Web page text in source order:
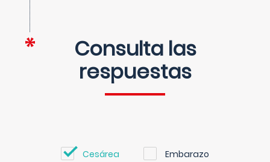
Consulta las
respuestas
Cesárea Embarazo